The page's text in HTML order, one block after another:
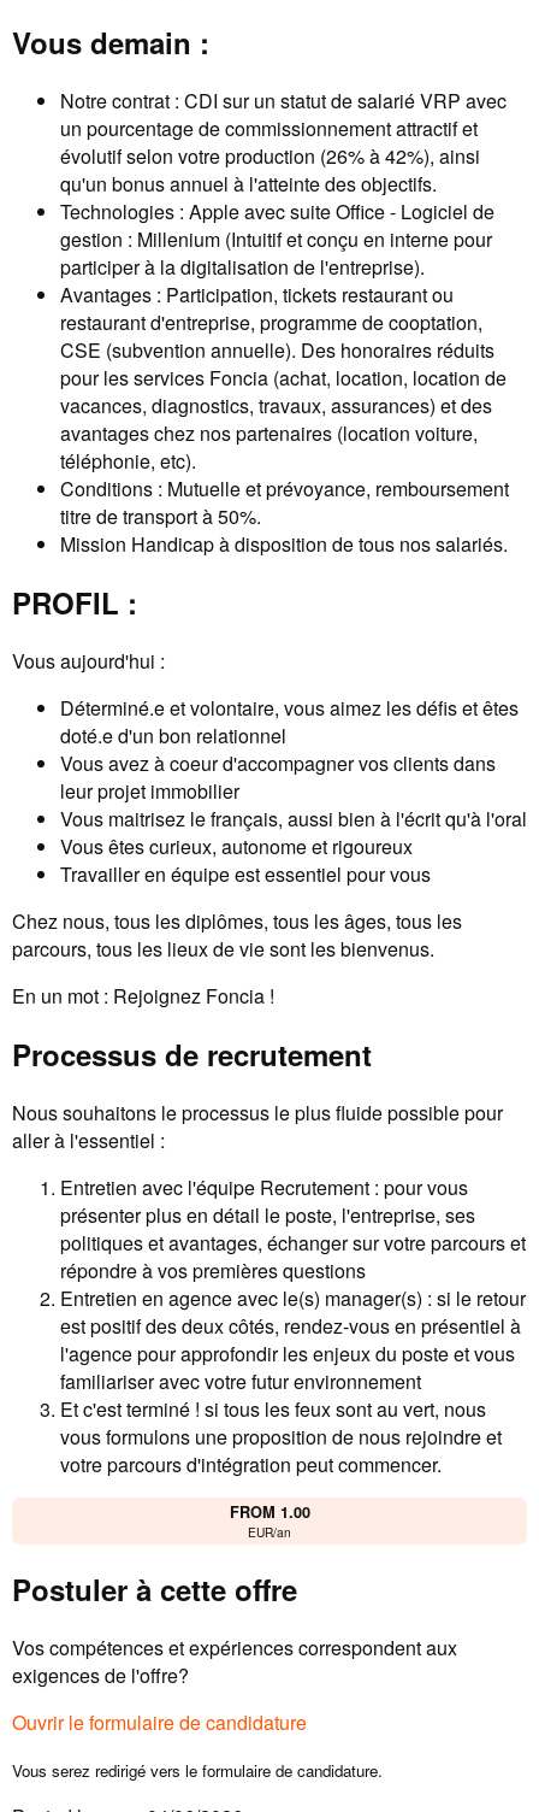
Vous demain :
Notre contrat : CDI sur un statut de salarié VRP avec
un pourcentage de commissionnement attractif et
évolutif selon votre production (26% à 42%), ainsi
qu'un bonus annuel à l'atteinte des objectifs.
Technologies : Apple avec suite Office - Logiciel de
gestion : Millenium (Intuitif et conçu en interne pour
participer à la digitalisation de l'entreprise).
Avantages : Participation, tickets restaurant ou
restaurant d'entreprise, programme de cooptation,
CSE (subvention annuelle). Des honoraires réduits
pour les services Foncia (achat, location, location de
vacances, diagnostics, travaux, assurances) et des
avantages chez nos partenaires (location voiture,
téléphonie, etc).
Conditions : Mutuelle et prévoyance, remboursement
titre de transport à 50%.
Mission Handicap à disposition de tous nos salariés.
PROFIL :
Vous aujourd'hui :
Déterminé.e et volontaire, vous aimez les défis et êtes
doté.e d'un bon relationnel
Vous avez à coeur d'accompagner vos clients dans
leur projet immobilier
Vous maitrisez le français, aussi bien à l'écrit qu'à l'oral
Vous êtes curieux, autonome et rigoureux
Travailler en équipe est essentiel pour vous
Chez nous, tous les diplômes, tous les âges, tous les
parcours, tous les lieux de vie sont les bienvenus.
En un mot : Rejoignez Foncia !
Processus de recrutement
Nous souhaitons le processus le plus fluide possible pour
aller à l'essentiel :
Entretien avec l'équipe Recrutement : pour vous
présenter plus en détail le poste, l'entreprise, ses
politiques et avantages, échanger sur votre parcours et
répondre à vos premières questions
Entretien en agence avec le(s) manager(s) : si le retour
est positif des deux côtés, rendez-vous en présentiel à
l'agence pour approfondir les enjeux du poste et vous
familiariser avec votre futur environnement
Et c'est terminé ! si tous les feux sont au vert, nous
vous formulons une proposition de nous rejoindre et
votre parcours d'intégration peut commencer.
FROM 1.00
EUR/an
Postuler à cette offre
Vos compétences et expériences correspondent aux
exigences de l'offre?
Ouvrir le formulaire de candidature
Vous serez redirigé vers le formulaire de candidature.